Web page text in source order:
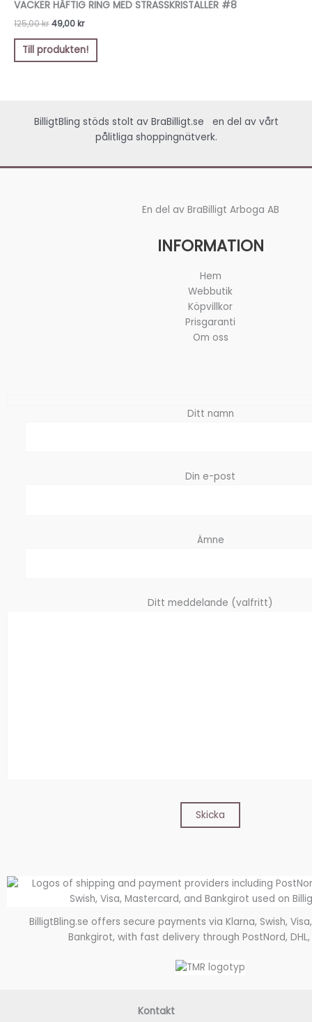
VACKER HÄFTIG RING MED STRASSKRISTALLER #8
125,00kr
125,00 kr.
49,00kr
49,00 kr.
Till produkten!
BilligtBling stöds stolt av BraBilligt.se
en del av vårt
pålitliga shoppingnätverk.
En del av BraBilligt Arboga AB
INFORMATION
Hem
Webbutik
Köpvillkor
Prisgaranti
Om oss
Ditt namn
Din e-post
Ämne
Ditt meddelande (valfritt)
BilligtBling.se offers secure payments via Klarna, Swish,
Bankgirot, with fast delivery through PostNord, DHL,
Kontakt